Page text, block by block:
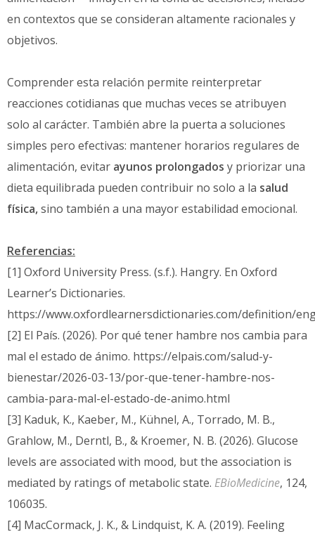
en contextos que se consideran altamente racionales y
objetivos.
Comprender esta relación permite reinterpretar
reacciones cotidianas que muchas veces se atribuyen
solo al carácter. También abre la puerta a soluciones
simples pero efectivas: mantener horarios regulares de
alimentación, evitar ayunos prolongados y priorizar una
dieta equilibrada pueden contribuir no solo a la salud
física,sino también a una mayor estabilidad emocional.
Referencias:
[1] Oxford University Press. (s.f.). Hangry. En Oxford
Learner’s Dictionaries.
https://www.oxfordlearnersdictionaries.com/definition/
[2] El País. (2026). Por qué tener hambre nos cambia para
mal el estado de ánimo. https://elpais.com/salud-y-
bienestar/2026-03-13/por-que-tener-hambre-nos-
cambia-para-mal-el-estado-de-animo.html
[3] Kaduk, K., Kaeber, M., Kühnel, A., Torrado, M. B.,
Grahlow, M., Derntl, B., & Kroemer, N. B. (2026). Glucose
levels are associated with mood, but the association is
mediated by ratings of metabolic state. EBioMedicine, 124,
106035.
[4] MacCormack, J. K., & Lindquist, K. A. (2019). Feeling